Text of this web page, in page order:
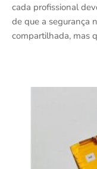
cada profissional
de que a segurança
compartilhada, mas